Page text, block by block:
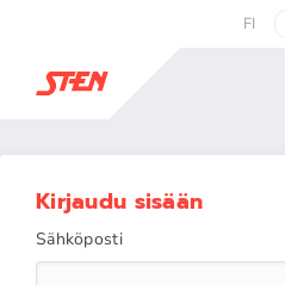
FI
Kirjaudu sisään
Sähköposti